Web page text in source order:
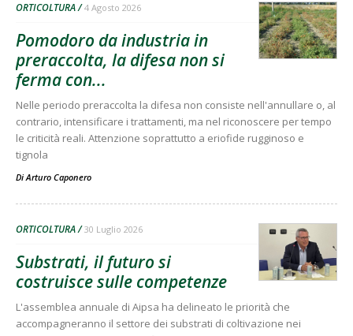
ORTICOLTURA 4 Agosto 2026
Pomodoro da industria in
preraccolta, la difesa non si
ferma con...
Nelle periodo preraccolta la difesa non consiste nell'annullare o, al
contrario, intensificare i trattamenti, ma nel riconoscere per tempo
le criticità reali. Attenzione soprattutto a eriofide rugginoso e
tignola
DiArturo Caponero
ORTICOLTURA 30 Luglio 2026
Substrati, il futuro si
costruisce sulle competenze
L'assemblea annuale di Aipsa ha delineato le priorità che
accompagneranno il settore dei substrati di coltivazione nei